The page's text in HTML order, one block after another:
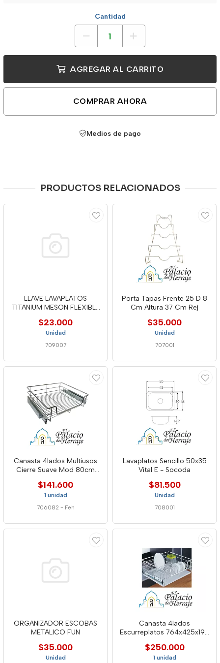
Cantidad
AGREGAR AL CARRITO
COMPRAR AHORA
Medios de pago
PRODUCTOS RELACIONADOS
LLAVE LAVAPLATOS
TITANIUM MESON FLEXIBLE
$23.000
Unidad
709007
Porta Tapas Frente 25 D 8
Cm Altura 37 Cm Rej
$35.000
Unidad
707001
Canasta 4lados Multiusos
Cierre Suave Mod 80cm
$141.600
1 unidad
706082 - Feh
Lavaplatos Sencillo 50x35
Vital E - Socoda
$81.500
Unidad
708001
ORGANIZADOR ESCOBAS
METALICO FUN
$35.000
Unidad
Canasta 4lados
Escurreplatos 764x425x195
$250.000
1 unidad